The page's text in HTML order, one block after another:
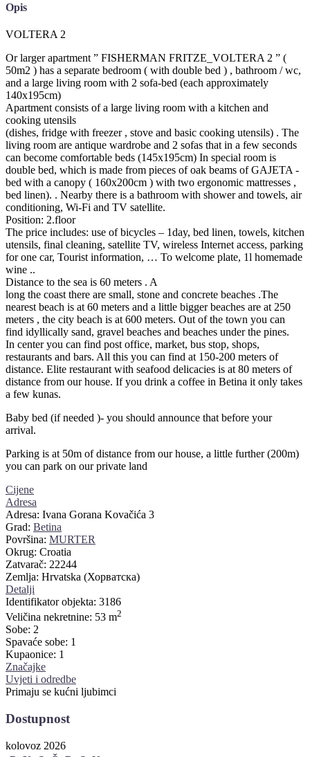
Opis
VOLTERA 2
Or larger apartment ” FISHERMAN FRITZE_VOLTERA 2 ” (
50m2 ) has a separate bedroom ( with double bed ) , bathroom / wc,
and a large living room with 2 sofa-bed (each approximately
140x195cm)
Apartment consists of a large living room with a kitchen and
cooking utensils
(dishes, fridge with freezer , stove and basic cooking utensils) . The
living room are antique wardrobe and 2 sofas that in a few seconds
can become comfortable beds (145x195cm) In special room is
double bed, which is made from pieces of oak beams of GAJETA -
bed with a canopy ( 160x200cm ) with two ergonomic mattresses ,
bed linen). . Nearby there is a bathroom with shower and towels, air
conditioning, Wi-Fi and TV satellite.
Position: 2.floor
The price includes: use of bicycles – 1day, bed linen, towels, kitchen
utensils, final cleaning, satellite TV, wireless Internet access, parking
for one car, Tourist information, … To welcome plate, 1l homemade
wine ..
Distance to the sea is 60 meters . A
long the coast there are small, stone and concrete beaches .The
nearest beach is at 60 meters and a little bigger beaches are at 250
meters , the city beach is at 600 meters. Out of the town you can
find idyllically sand, gravel beaches and beaches under the pines.
In center you can find post office, market, bus stop, shops,
restaurants and bars. All this you can find at 150-200 meters of
distance. Elite restaurant with seafood delicacies is at 80 meters of
distance from our house. If you drink a coffee in Betina it only takes
a few kunas.
Baby bed (if needed )- you should announce that before your
arrival.
Parking is at 50m of distance from our house, a little further (200m)
you can park on our private land
Cijene
Adresa
Adresa: Ivana Gorana Kovačića 3
Grad: Betina
Površina: MURTER
Okrug: Croatia
Zatvarač: 22244
Zemlja: Hrvatska (Хорватска)
Detalji
Identifikator objekta: 3186
Veličina nekretnine: 53 m2
Sobe: 2
Spavaće sobe: 1
Kupaonice: 1
Značajke
Uvjeti i odredbe
Primaju se kućni ljubimci
Dostupnost
kolovoz 2026